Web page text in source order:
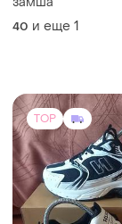
замша
40 и еще 1
TOP